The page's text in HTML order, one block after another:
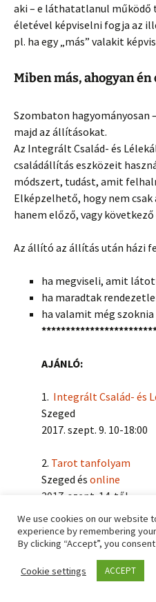
aki – e láthatatlanul működő
életével képviselni fogja az
pl. ha egy „más” valakit
Miben más, ahogyan én
Szombaton hagyományosan
majd az állításokat.
Az Integrált Család- és
családállítás eszközeit
módszert, tudást, amit
Elképzelhető, hogy nem
hanem előző, vagy
Az állító az állítás után házi
ha megviseli, amit
ha maradtak
ha valamit még
AJÁNLÓ:
1. Integrált Család- és
Szeged
2017. szept. 9. 10-18:00
2. Tarot tanfolyam
Szeged és online
2017. szept. 14-től
3.Kronobiológia1-2.
Szeged ésonline 2017.
4.Byron Katieest
We use cookies on our website
experience by remembering
By clicking “Accept”, you
Cookie settings ACCEPT